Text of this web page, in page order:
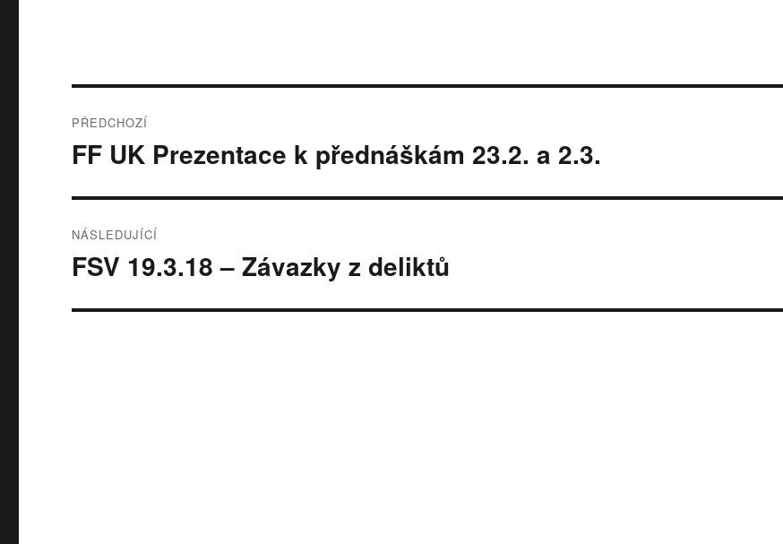
pro
PŘEDCHOZÍ
Předchozí
FF UK Prezentace k přednáškám 23.2. a 2.3.
NÁSLEDUJÍCÍ
Následující
FSV 19.3.18 – Závazky z deliktů